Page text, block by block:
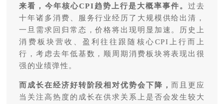
来看，今年核心CPI趋势上行是大概率事件。过去
十年诸多消费、服务行业经历了大规模供给出清，
一旦需求回归常态，价格将出现明显加速。历史上
消费板块营收、盈利往往跟随核心CPI上行而上
行，考虑去年低基数，顺周期消费板块将表现出很
强的业绩弹性。
而成长在经济好转阶段相对优势会下降，而且更应
当关注高热度的成长在供求关系上是否会发生较大